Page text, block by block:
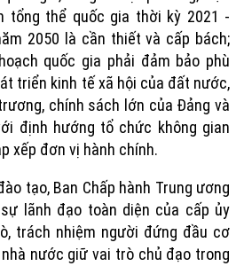
tổng thể quốc gia thời kỳ 2021 -
2050 là cần thiết và cấp bách;
quốc gia phải đảm bảo phù
triển kinh tế xã hội của đất nước,
chính sách lớn của Đảng và
định hướng tổ chức không gian
xếp đơn vị hành chính.
tạo, Ban Chấp hành Trung ương
lãnh đạo toàn diện của cấp ủy
trách nhiệm người đứng đầu cơ
nước giữ vai trò chủ đạo trong